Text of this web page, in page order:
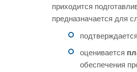
приходится
предназначается для
подтверждается
оценивается
обеспечения